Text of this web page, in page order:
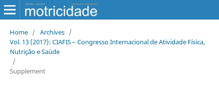
Home / Archives /
Vol. 13 (2017): CIAFIS – Congresso Internacional de Atividade Física,
Nutrição e Saúde
/
Supplement